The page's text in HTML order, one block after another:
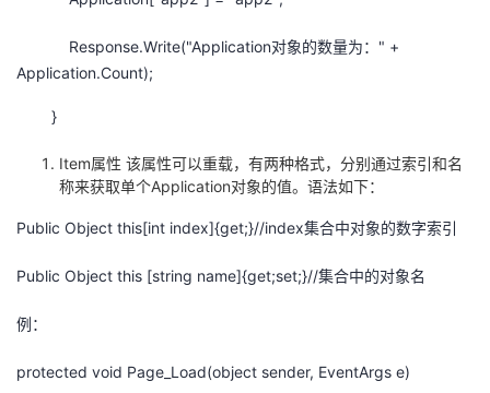
Response.Write("Application对象的数量为：" +
Application.Count);
}
Item属性 该属性可以重载，有两种格式，分别通过索引和名
称来获取单个Application对象的值。语法如下：
Public Object this[int index]{get;}//index集合中对象的数字索引
Public Object this [string name]{get;set;}//集合中的对象名
例：
protected void Page_Load(object sender, EventArgs e)